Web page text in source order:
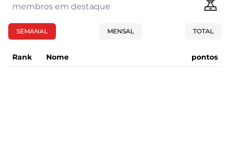
membros em destaque
SEMANAL MENSAL TOTAL
Rank Nome pontos